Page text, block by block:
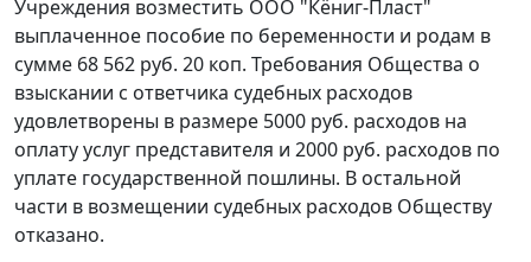
Учреждения возместить ООО "Кёниг-Пласт"
выплаченное пособие по беременности и родам в
сумме 68 562 руб. 20 коп. Требования Общества о
взыскании с ответчика судебных расходов
удовлетворены в размере 5000 руб. расходов на
оплату услуг представителя и 2000 руб. расходов по
уплате государственной пошлины. В остальной
части в возмещении судебных расходов Обществу
отказано.